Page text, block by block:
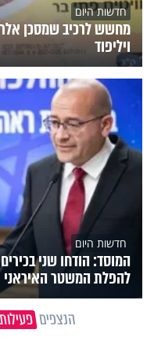
חדשות היום
מחשש לרכיב שמסכן
ויליפוד
חדשות היום
המוסד: הודחו שני
להפלת המשטר האיראני
הנצפים